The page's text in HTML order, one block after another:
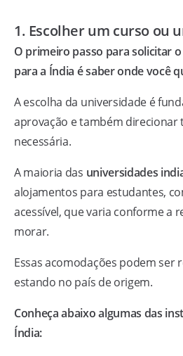
1. Escolher um curso ou
O primeiro passo para solicitar
para a Índia é saber onde você
A escolha da universidade é
aprovação e também direcionar
necessária.
A maioria das universidades
alojamentos para estudantes,
acessível, que varia conforme a
morar.
Essas acomodações podem ser
estando no país de origem.
Conheça abaixo algumas das
Índia: